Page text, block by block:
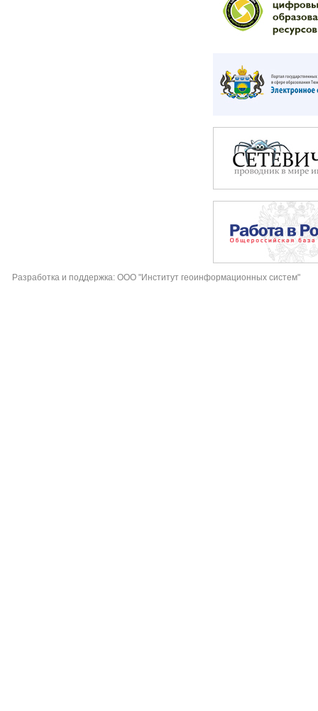
Разработка и поддержка: ООО "Институт геоинформационных систем"